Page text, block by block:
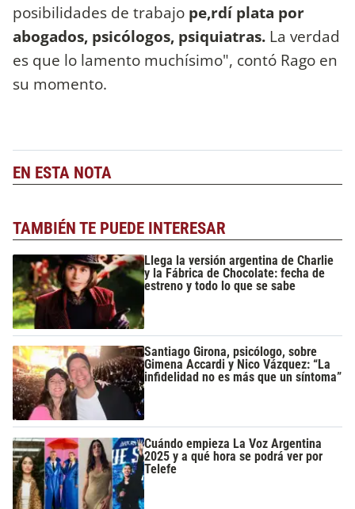
posibilidades de trabajo pe,rdí plata por
abogados, psicólogos, psiquiatras. La verdad
es que lo lamento muchísimo", contó Rago en
su momento.
EN ESTA NOTA
TAMBIÉN TE PUEDE INTERESAR
Llega la versión argentina de Charlie
y la Fábrica de Chocolate: fecha de
estreno y todo lo que se sabe
Santiago Girona, psicólogo, sobre
Gimena Accardi y Nico Vázquez: “La
infidelidad no es más que un síntoma”
Cuándo empieza La Voz Argentina
2025 y a qué hora se podrá ver por
Telefe